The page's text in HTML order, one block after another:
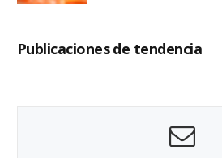
Publicaciones de tendencia